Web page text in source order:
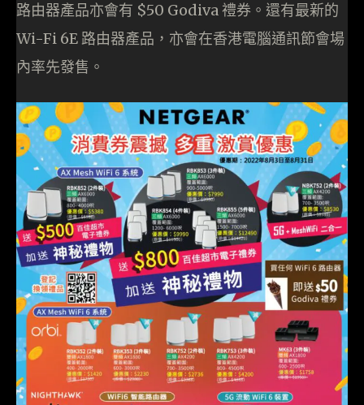
路由器產品亦會有 $50 Godiva 禮券。還有最新的
Wi-Fi 6E 路由器產品，亦會在香港電腦通訊節會場
內率先發售。